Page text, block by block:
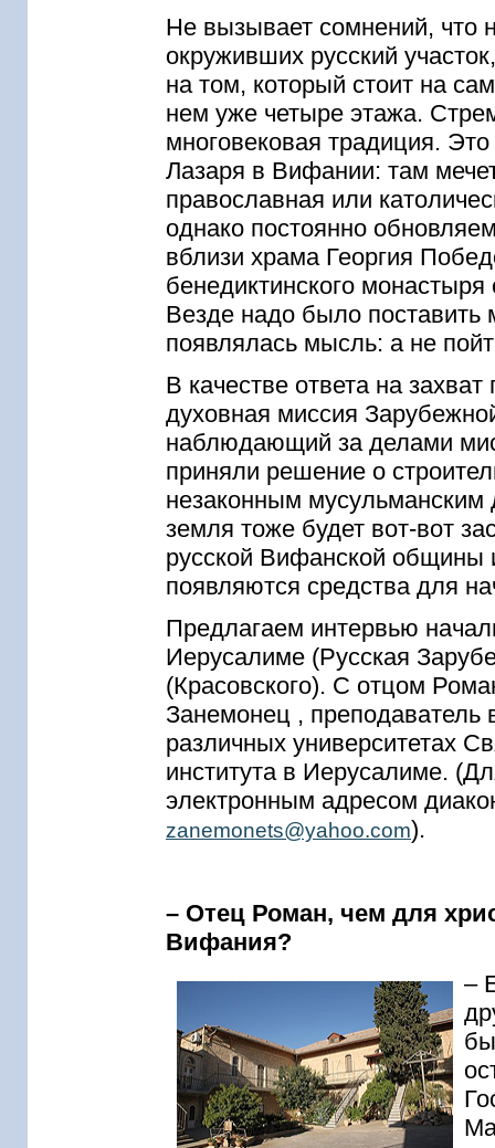
Не вызывает сомнений, что
окруживших русский
на том, который стоит на
нем уже четыре этажа.
многовековая традиция.
Лазаря в Вифании: там
православная или
однако постоянно
вблизи храма Георгия
бенедиктинского
Везде надо было поставить
появлялась мысль: а не
В качестве ответа на
духовная миссия
наблюдающий за делами
приняли решение о
незаконным
земля тоже будет вот-вот
русской Вифанской общины
появляются средства для
Предлагаем интервью
Иерусалиме (Русская
(Красовского). С отцом
Занемонец , преподаватель
различных университетах
института в Иерусалиме.
электронным адресом
zanemonets@yahoo.com).
– Отец Роман, чем для
Вифания?
–